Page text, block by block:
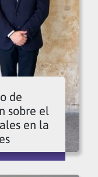
de
sobre el
en la